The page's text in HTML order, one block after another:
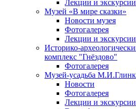
Лекции и экскурсии
Музей «В мире сказки»
Новости музея
Фотогалерея
Лекции и экскурсии
Историко-
комплекс "Гнёздово"
Фотогалерея
Музей-усадьба
Новости
Фотогалерея
Лекции и экскурсии